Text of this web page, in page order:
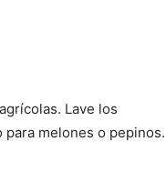
Lave los
para melones o pepinos.